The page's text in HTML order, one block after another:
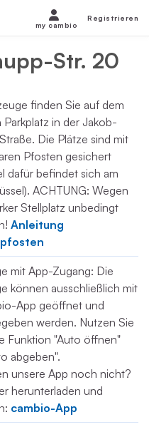
Str. 20
finden Sie auf dem
Parkplatz in der Jakob-
Die Plätze sind mit
Pfosten gesichert
dafür befindet sich am
ACHTUNG: Wegen
Stellplatz unbedingt
Anleitung
mit App-Zugang: Die
können ausschließlich mit
App geöffnet und
werden. Nutzen Sie
Funktion "Auto öffnen"
abgeben".
unsere App noch nicht?
herunterladen und
cambio-App
my cambio
Registrieren